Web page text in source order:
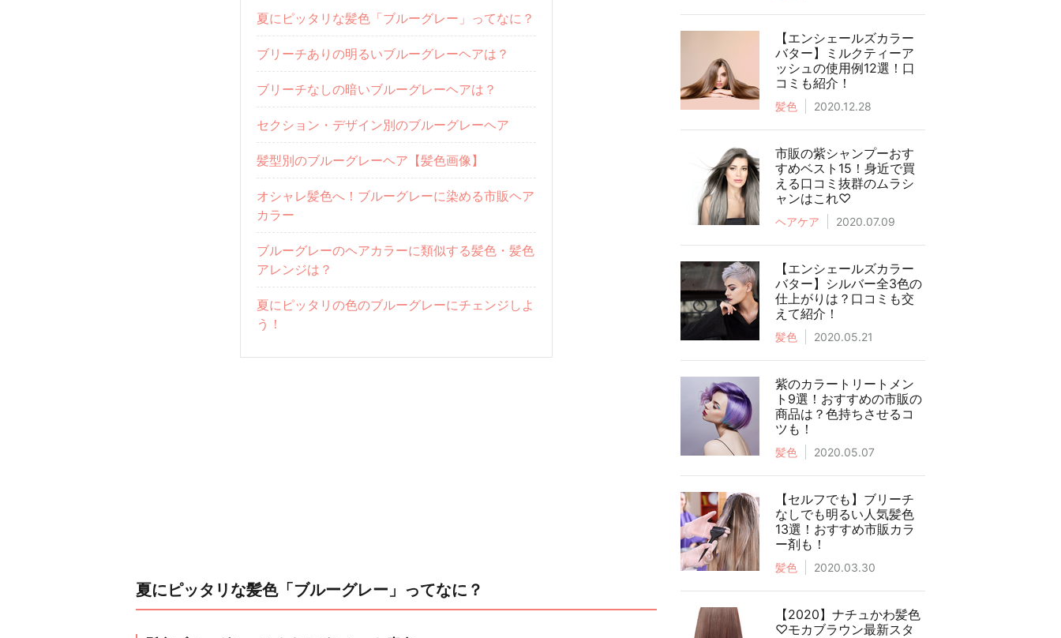
夏にピッタリな髪色「ブルーグレー」ってなに？
ブリーチありの明るいブルーグレーヘアは？
ブリーチなしの暗いブルーグレーヘアは？
セクション・デザイン別のブルーグレーヘア
髪型別のブルーグレーヘア【髪色画像】
オシャレ髪色へ！ブルーグレーに染める市販ヘア
カラー
ブルーグレーのヘアカラーに類似する髪色・髪色
アレンジは？
夏にピッタリの色のブルーグレーにチェンジしよ
う！
夏にピッタリな髪色「ブルーグレー」ってなに？
【エンシェールズカラー
バター】ミルクティーア
ッシュの使用例12選！口
コミも紹介！
髪色 2020.12.28
市販の紫シャンプーおす
すめベスト15！身近で買
える口コミ抜群のムラシ
ャンはこれ♡
ヘアケア 2020.07.09
【エンシェールズカラー
バター】シルバー全3色の
仕上がりは？口コミも交
えて紹介！
髪色 2020.05.21
紫のカラートリートメン
ト9選！おすすめの市販の
商品は？色持ちさせるコ
ツも！
髪色 2020.05.07
【セルフでも】ブリーチ
なしでも明るい人気髪色
13選！おすすめ市販カラ
ー剤も！
髪色 2020.03.30
【2020】ナチュかわ髪色
♡モカブラウン最新スタ